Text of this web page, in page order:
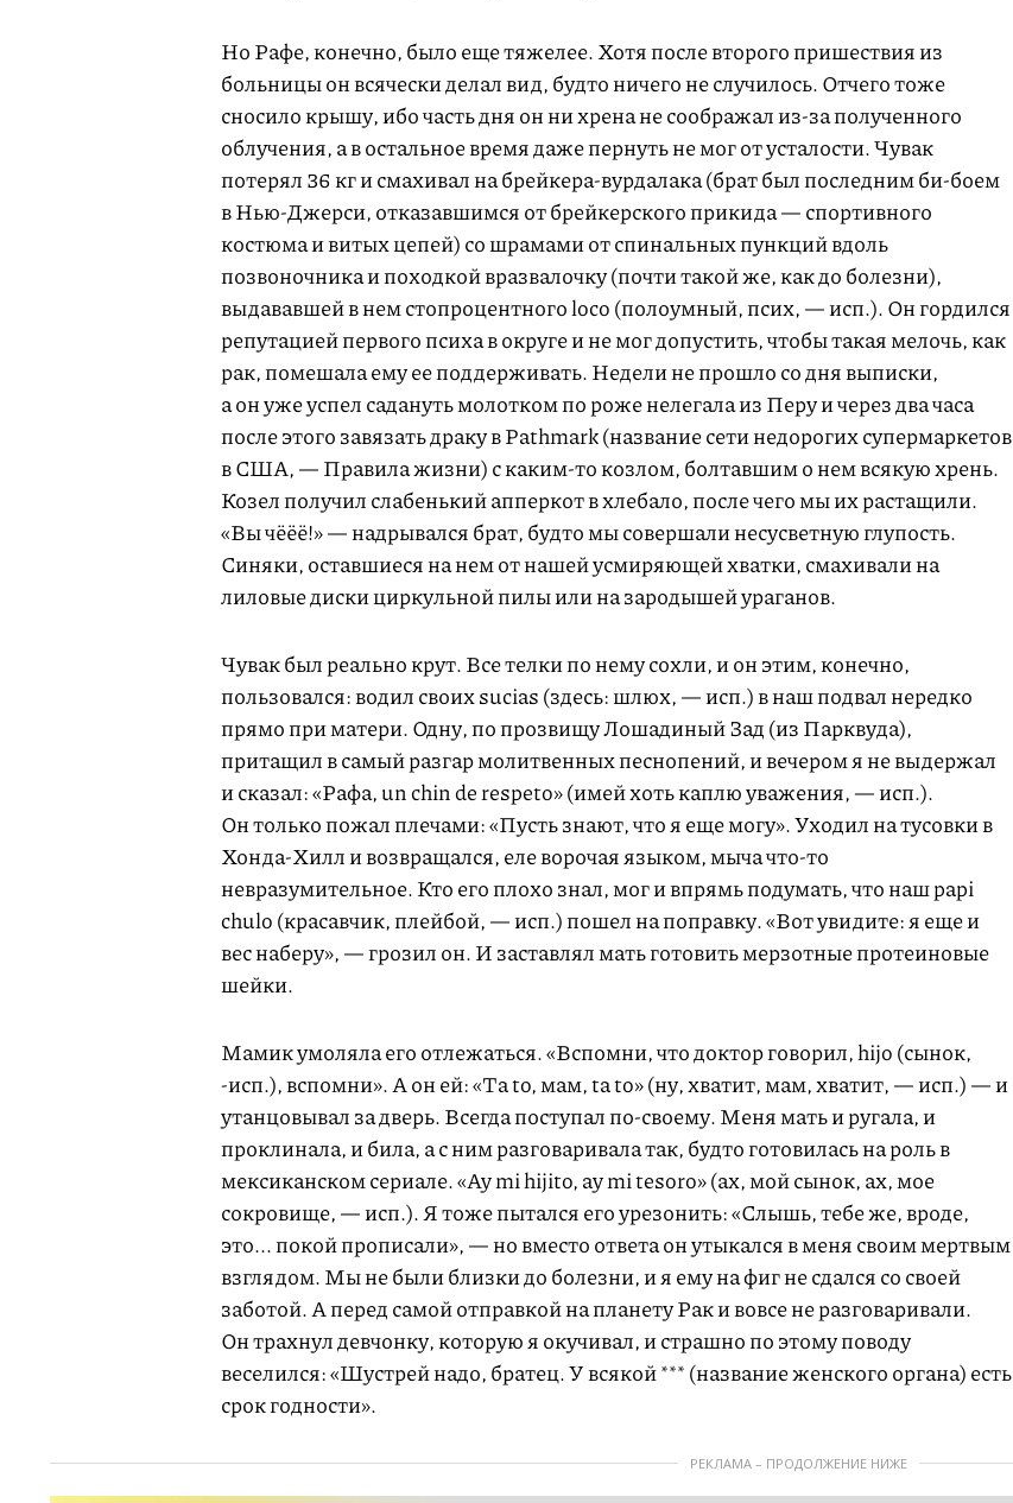
Но Рафе, конечно, было еще тяжелее. Хотя после второго пришествия из
больницы он всячески делал вид, будто ничего не случилось. Отчего тоже
сносило крышу, ибо часть дня он ни хрена не соображал из-за полученного
облучения, а в остальное время даже пернуть не мог от усталости. Чувак
потерял 36 кг и смахивал на брейкера-вурдалака (брат был последним би-боем
в Нью-Джерси, отказавшимся от брейкерского прикида — спортивного
костюма и витых цепей) со шрамами от спинальных пункций вдоль
позвоночника и походкой вразвалочку (почти такой же, как до болезни),
выдававшей в нем стопроцентного loco (полоумный, псих, — исп.). Он гордился
репутацией первого психа в округе и не мог допустить, чтобы такая мелочь, как
рак, помешала ему ее поддерживать. Недели не прошло со дня выписки,
а он уже успел садануть молотком по роже нелегала из Перу и через два часа
после этого завязать драку в Pathmark (название сети недорогих супермаркетов
в США, — Правила жизни) с каким-то козлом, болтавшим о нем всякую хрень.
Козел получил слабенький апперкот в хлебало, после чего мы их растащили.
«Вы чёёё!» — надрывался брат, будто мы совершали несусветную глупость.
Синяки, оставшиеся на нем от нашей усмиряющей хватки, смахивали на
лиловые диски циркульной пилы или на зародышей ураганов.
Чувак был реально крут. Все телки по нему сохли, и он этим, конечно,
пользовался: водил своих sucias (здесь: шлюх, — исп.) в наш подвал нередко
прямо при матери. Одну, по прозвищу Лошадиный Зад (из Парквуда),
притащил в самый разгар молитвенных песнопений, и вечером я не выдержал
и сказал: «Рафа, un chin de respeto» (имей хоть каплю уважения, — исп.).
Он только пожал плечами: «Пусть знают, что я еще могу». Уходил на тусовки в
Хонда-Хилл и возвращался, еле ворочая языком, мыча что-то
невразумительное. Кто его плохо знал, мог и впрямь подумать, что наш papi
chulo (красавчик, плейбой, — исп.) пошел на поправку. «Вот увидите: я еще и
вес наберу», — грозил он. И заставлял мать готовить мерзотные протеиновые
шейки.
Мамик умоляла его отлежаться. «Вспомни, что доктор говорил, hijo (сынок,
-исп.), вспомни». А он ей: «Ta to, мам, ta to» (ну, хватит, мам, хватит, — исп.) — и
утанцовывал за дверь. Всегда поступал по-своему. Меня мать и ругала, и
проклинала, и била, а с ним разговаривала так, будто готовилась на роль в
мексиканском сериале. «Ay mi hijito, ay mi tesoro» (ах, мой сынок, ах, мое
сокровище, — исп.). Я тоже пытался его урезонить: «Слышь, тебе же, вроде,
это... покой прописали», — но вместо ответа он утыкался в меня своим мертвым
взглядом. Мы не были близки до болезни, и я ему на фиг не сдался со своей
заботой. А перед самой отправкой на планету Рак и вовсе не разговаривали.
Он трахнул девчонку, которую я окучивал, и страшно по этому поводу
веселился: «Шустрей надо, братец. У всякой *** (название женского органа) есть
срок годности».
РЕКЛАМА – ПРОДОЛЖЕНИЕ НИЖЕ